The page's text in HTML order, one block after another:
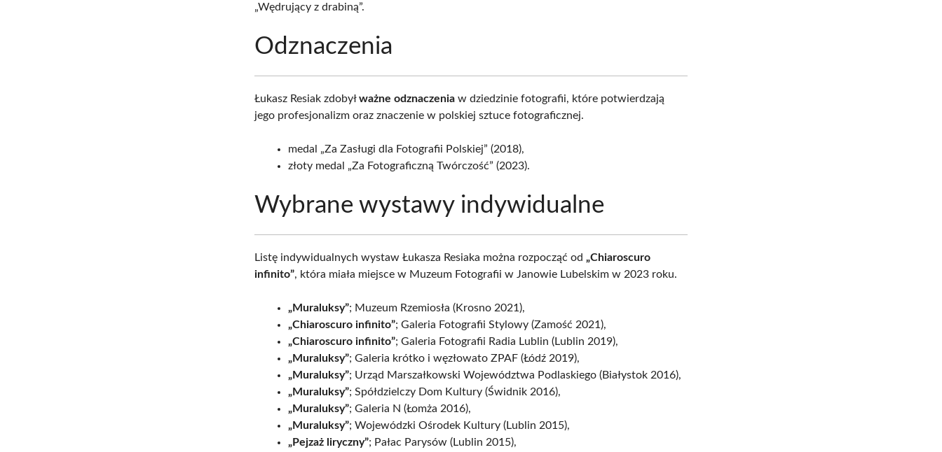
„Wędrujący z drabiną”.
Odznaczenia
Łukasz Resiak zdobyłważne odznaczenia w dziedzinie fotografii, które potwierdzają
jego profesjonalizm oraz znaczenie w polskiej sztuce fotograficznej.
medal „Za Zasługi dla Fotografii Polskiej” (2018),
złoty medal „Za Fotograficzną Twórczość” (2023).
Wybrane wystawy indywidualne
Listę indywidualnych wystaw Łukasza Resiaka można rozpocząć od„Chiaroscuro
infinito”, która miała miejsce w Muzeum Fotografii w Janowie Lubelskim w 2023 roku.
„Muraluksy”; Muzeum Rzemiosła (Krosno 2021),
„Chiaroscuro infinito”; Galeria Fotografii Stylowy (Zamość 2021),
„Chiaroscuro infinito”; Galeria Fotografii Radia Lublin (Lublin 2019),
„Muraluksy”; Galeria krótko i węzłowato ZPAF (Łódź 2019),
„Muraluksy”; Urząd Marszałkowski Województwa Podlaskiego (Białystok 2016),
„Muraluksy”; Spółdzielczy Dom Kultury (Świdnik 2016),
„Muraluksy”; Galeria N (Łomża 2016),
„Muraluksy”; Wojewódzki Ośrodek Kultury (Lublin 2015),
„Pejzaż liryczny”; Pałac Parysów (Lublin 2015),